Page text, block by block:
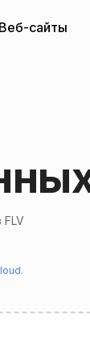
Веб-сайты
.